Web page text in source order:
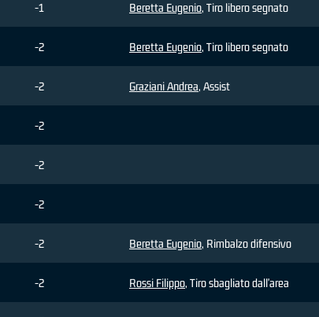
-1 Beretta Eugenio, Tiro libero segnato
-2 Beretta Eugenio, Tiro libero segnato
-2 Graziani Andrea, Assist
-2
-2
-2
-2 Beretta Eugenio, Rimbalzo difensivo
-2 Rossi Filippo, Tiro sbagliato dall'area